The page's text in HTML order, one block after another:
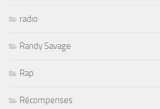
radio
Randy Savage
Rap
Récompenses